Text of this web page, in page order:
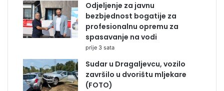
Odjeljenje za javnu
bezbjednost bogatije za
profesionalnu opremu za
spasavanje na vodi
prije 3 sata
Sudar u Dragaljevcu, vozilo
završilo u dvorištu mljekare
(FOTO)